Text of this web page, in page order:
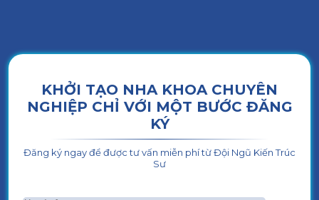
KHỞI TẠO NHA KHOA CHUYÊN
NGHIỆP CHỈ VỚI MỘT BƯỚC ĐĂNG
KÝ
Đăng ký ngay để được tư vấn miễn phí từ Đội Ngũ Kiến Trúc
Sư